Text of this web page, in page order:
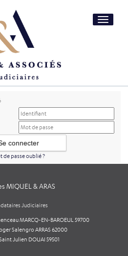
Toggle
de passe oublié ?
MIQUEL & ARAS
Judiciaires
MARCQ-EN-BAROEUL 59700
Salengro ARRAS 62000
Julien DOUAI 59501